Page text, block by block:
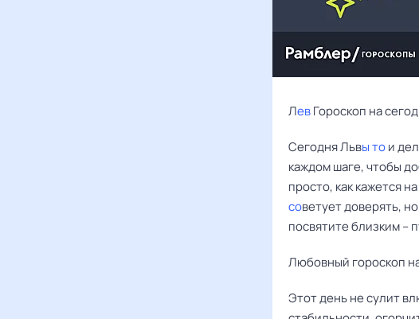
ЛевГороскоп на
Сегодня Львы тои
каждом шаге, чтобы
просто, как кажется
советует доверять,
посвятите близким –
Любовный гороскоп
Этот день не сулит